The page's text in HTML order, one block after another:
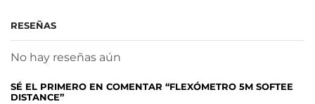
RESEÑAS
No hay reseñas aún
SÉ EL PRIMERO EN COMENTAR “FLEXÓMETRO 5M SOFTEE
DISTANCE”